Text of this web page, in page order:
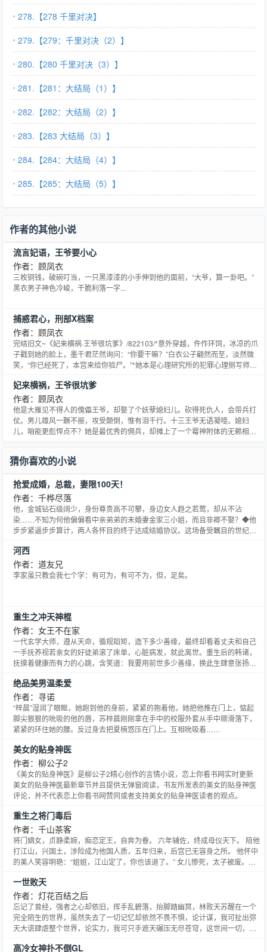
278.【278 千里对决】
279.【279：千里对决（2）】
280.【280 千里对决（3）】
281.【281：大结局（1）】
282.【282：大结局（2）】
283.【283 大结局（3）】
284.【284：大结局（4）】
285.【285：大结局（5）】
作者的其他小说
流言妃语，王爷要小心
作者：顾凤衣
三枚铜钱，破碗叮当，一只黑漆漆的小手伸到他的面前，“大爷，算一卦吧。”
黑衣男子神色冷峻，干脆利落一字...
捕惑君心，刑部X档案
作者：顾凤衣
完结旧文~《妃来横祸·王爷很坑爹》/822103/*意外穿越，仵作环饲，冰凉的爪
子戳到她的脸上，墨千君茫然询问：“你要干嘛？”白衣公子翩然而至，淡然微
笑，“你已经死了，本宫来给你验尸。”*她本是心理研究所的犯罪心理侧写师，
爱的六皇子，意外染疾，双眼皆瞎。皇帝一纸调令，皇子发配刑部，至此成为
宫中笑柄。她韬光养晦丑化容颜，频遭冷眼无人
妃来横祸，王爷很坑爹
作者：顾凤衣
他是大雁见不得人的傀儡王爷，却娶了个妖孽媳妇儿。砍得死仇人，会带兵打
仗。男儿雄风一蹶不振，攻受颠倒，惟有泪千行。十三王爷无语凝噎。媳妇
儿，咱能更彪悍点不？她是最优秀的佣兵，却摊上了一个霉神附体的无赖相
她与他生死与共，踏过烽烟一统九州。经年后，他坐拥江山俯瞰京师，却
猜你喜欢的小说
抢爱成婚，总裁，妻限100天！
作者：千桦尽落
他，金城钻石级阔少，身份尊贵高不可攀，身边女人趋之若鹜，却从不沾
染……不知为何他偏偏看中亲弟弟的未婚妻金家三小姐，而且非卿不娶？◆他
步步紧逼步步算计，两人各怀目的终于达成结婚协议。这场备受瞩目的世纪
说金家三小姐冷漠无心。这冷漠背后几多情深？！金楚瑜说，柔弱的女人玩不
过钟莛钰！许多年后金楚瑜才知道，这个世界上谁都玩儿不过钟莛钰。◆当
河西
作者：道友兄
李家虽只教会我七个字：有可为，有可不为，但，足矣。
重生之冲天神棍
作者：女王不在家
一代玄学大师，遵从天命，循规蹈矩，造下多少善缘，最终却看着丈夫和自己
一手抚养视若亲女的好徒弟滚了床单，心脏病发，就此离世。重生后的韩诸，
抚摸着健康而有力的心跳，含笑道：我要用前世多少善缘，换此生肆意张扬，
挺牛的，不过楠竹也要在牛女主面前俯首帖耳。女主重生前是晋江文学城作
者，重生后参加作者大会。因此本文参加了我和晋江有个约会,需要
绝品美男温柔爱
作者：寻诺
“梓晨”湿润了眼眶，她跑到他的身前，紧紧的抱着他，她把他推在门上，惦起
脚尖狠狠的吮吸的他的唇，苏梓晨刚刚拿在手中的校服外套从手中顺滑落下，
紧紧的环住她的腰。反过身去把夏楠悠压在门上。互相吮吸着……
美女的贴身神医
作者：柳公子2
《美女的贴身神医》是柳公子2精心创作的言情小说，恋上你看书网实时更新
美女的贴身神医最新章节并且提供无弹窗阅读，书友所发表的美女的贴身神医
评论，并不代表恋上你看书网赞同或者支持美女的贴身神医读者的观点。
重生之将门毒后
作者：千山茶客
将门嫡女，贞静柔婉，痴恋定王，自奔为眷。 六年辅佐，终成母仪天下。 陪他
打江山，兴国土，涉险成为他国人质，五年归来，后宫已无容身之所。 他怀中
的美人笑容明艳：“姐姐，江山定了，你也该退了。” 女儿惨死，太子被废。沈
妻，相互扶持，不过是一场逢场作戏的笑话！ 他道：“看在你跟了朕二十年，
赐你全尸，谢恩吧。” 三尺白绫下，沈妙立下毒誓：
一世败天
作者：灯花百结之后
忘记了曾经，强者之心却依旧，挥手乱碧落，抬脚踏幽冥，林败天苏醒在一个
完全陌生的世界，虽然失去了一切记忆却依然不畏不惧，论计谋，我可扯出弥
天大谎肆虐整个世界，论实力，我可只手遮天碾压无尽苍穹，这世间一切，终
高冷女神扑不倒GL